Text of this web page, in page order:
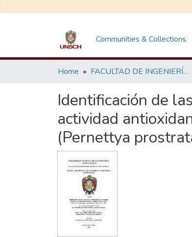
Communities & Collections
Home FACULTAD DE INGENIERÍA QUÍMICA Y METALURGIA
Identificación de
actividad
(Pernettya